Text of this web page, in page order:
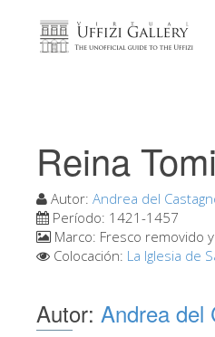
Home
Eventos y
Los
Contáctenos
Visite los Uffizi
Visita virtual
Reina
Autor: Andrea del
Período: 1421-1457
Marco: Fresco removido
Colocación: La Iglesia de
Autor: Andrea del